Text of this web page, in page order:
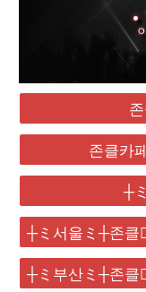
존클카
┼
┼ミ서울ミ┼존클
┼ミ부산ミ┼존클